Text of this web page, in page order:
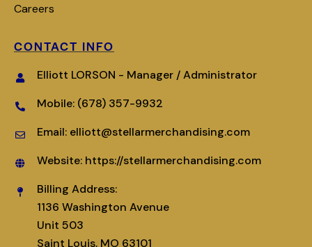
Careers
CONTACT INFO
Elliott LORSON - Manager / Administrator
Mobile: (678) 357-9932
Email: elliott@stellarmerchandising.com
Website: https://stellarmerchandising.com
Billing Address:
1136 Washington Avenue
Unit 503
Saint Louis, MO 63101